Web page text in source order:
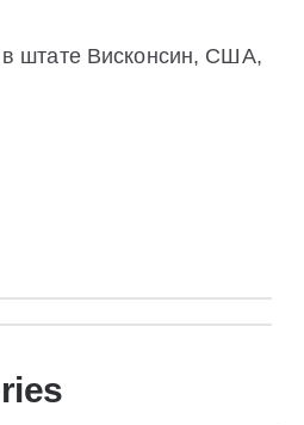
в штате Висконсин, США,